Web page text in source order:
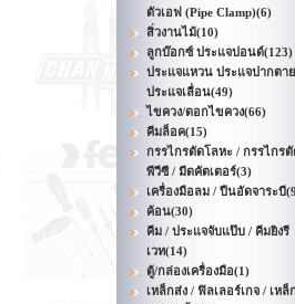
ตัวเอฟ (Pipe Clamp)(6)
สิ่วงานไม้(10)
ลูกบ๊อกซ์ ประแจปอนด์(123)
ประแจแหวน ประแจปากตาย
ประแจเลื่อน(49)
ไขควง/ดอกไขควง(66)
คีมล็อค(15)
กรรไกรตัดโลหะ / กรรไกร
พีวีซี / มีดคัตเตอร์(3)
เครื่องมือลม / ปืนอัดจาระบี
ค้อน(30)
คีม / ประแจจับแป๊บ / คีมยิงรี
เวท(14)
ตู้/กล่องเครื่องมือ(1)
เหล็กส่ง / ฟิลเลอร์เกจ / เหล็